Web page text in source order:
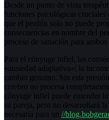
Desde un punto de vista
funciones psicológicas cruciales
que el perdón solo no puede
consecuencias en nombre del
proceso de sanación para ambos
Para el cónyuge infiel, las
«ansiedad adaptativa»: la
cambio genuino. Sin esta
cerebro no procesa
cónyuge infiel puede entender
su pareja, pero no desarrollará
necesaria para un //